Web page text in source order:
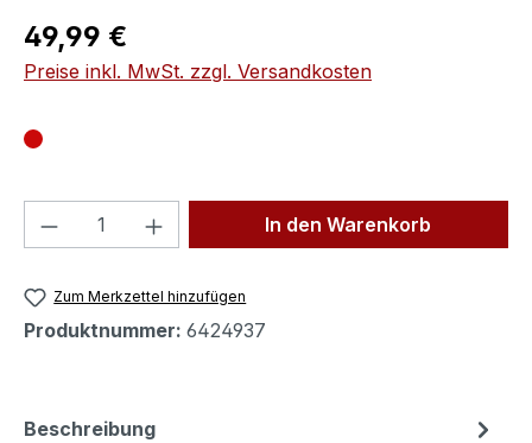
Regulärer Preis:
49,99 €
Preise inkl. MwSt. zzgl. Versandkosten
Produkt Anzahl: Gib denIn den Warenkorb
Zum Merkzettel hinzufügen
Produktnummer: 6424937
Beschreibung